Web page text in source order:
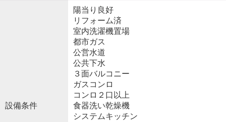
設備条件
陽当り良好
リフォーム済
室内洗濯機置場
都市ガス
公営水道
公共下水
３面バルコニー
ガスコンロ
コンロ２口以上
食器洗い乾燥機
システムキッチン